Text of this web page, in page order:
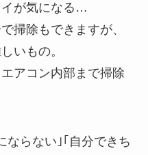
イが気になる…
掃除もできますが、
いもの。
アコン内部まで掃除
ならない｣｢自分できち